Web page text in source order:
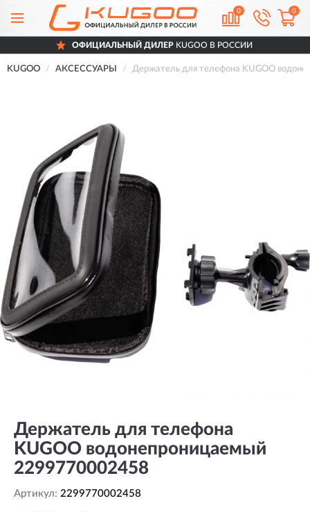
0 0
ОФИЦИАЛЬНЫЙ ДИЛЕР KUGOO В РОССИИ
KUGOO АКСЕССУАРЫ Держатель для телефона KUGOO
Держатель для телефона
KUGOO водонепроницаемый
2299770002458
Артикул: 2299770002458